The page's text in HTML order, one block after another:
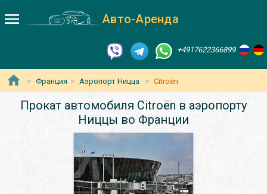
Авто-Аренда
+4917622366899
Франция Аэропорт Ницца Citroën
Прокат автомобиля Citroën в аэропорту
Ниццы во Франции